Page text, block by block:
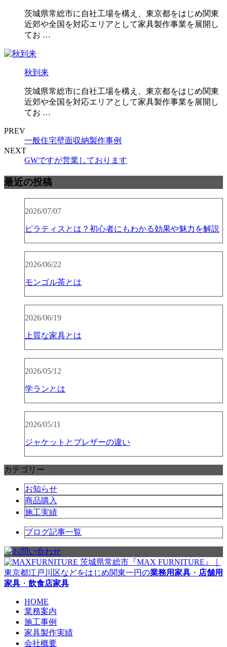
茨城県常総市に自社工場を構え、東京都をはじめ関東
近郊や全国を対応エリアとして家具製作事業を展開し
てお …
秋到来
茨城県常総市に自社工場を構え、東京都をはじめ関東
近郊や全国を対応エリアとして家具製作事業を展開し
てお …
PREV
一般住宅壁面収納製作事例
NEXT
GWですが営業しております
最近の投稿
2026/07/07
ピラティスとは？初心者にもわかる効果や魅力を解説
2026/06/22
モンゴル茶とは
2026/06/19
上質な家具とは
2026/05/12
学ランとは
2026/05/11
ジャケットとブレザーの違い
カテゴリー
お知らせ
商品購入
施工実績
ブログ記事一覧
茨城県常総市『MAX FURNITURE』｜
東京都江戸川区などをはじめ関東一円の業務用家具 ・ 店舗用
家具 ・ 飲食店家具
HOME
業務案内
施工事例
家具製作実績
会社概要